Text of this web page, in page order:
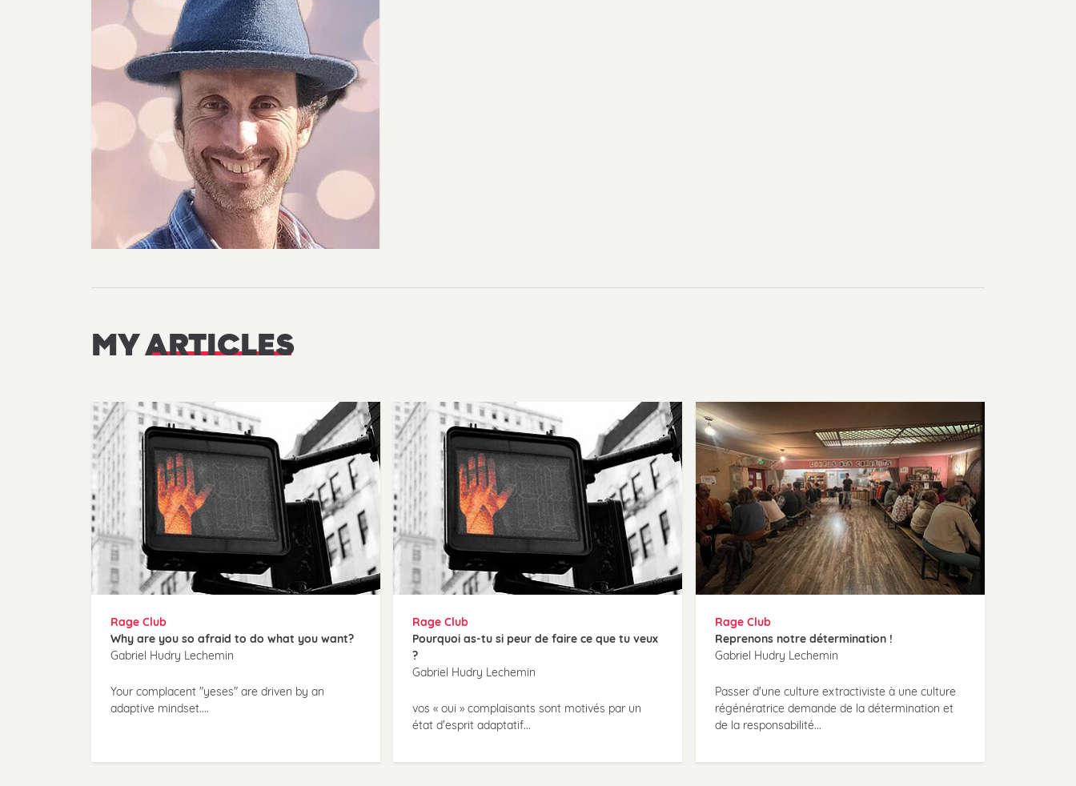
MYARTICLES
Rage Club
Why are you so afraid to do what you want?
Gabriel Hudry Lechemin
Your complacent "yeses" are driven by an
adaptive mindset....
Rage Club
Pourquoi as-tu si peur de faire ce que tu veux
?
Gabriel Hudry Lechemin
vos « oui » complaisants sont motivés par un
état d'esprit adaptatif...
Rage Club
Reprenons notre détermination !
Gabriel Hudry Lechemin
Passer d'une culture extractiviste à une culture
régénératrice demande de la détermination et
de la responsabilité...